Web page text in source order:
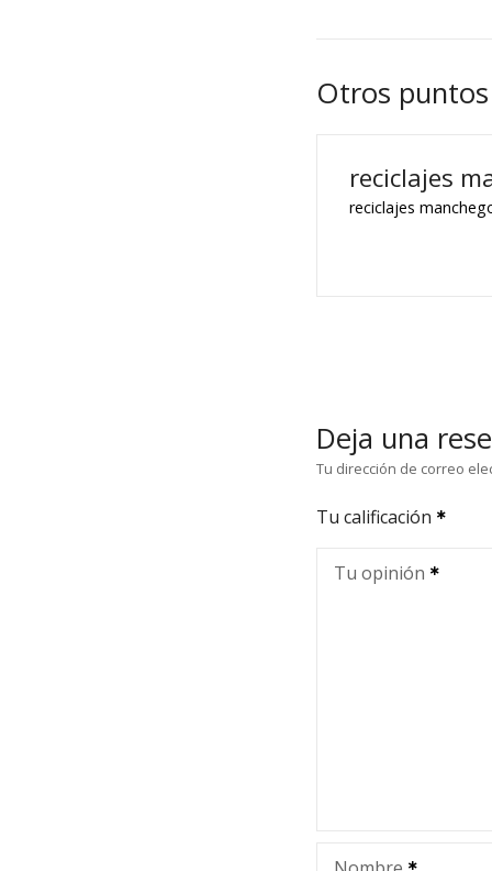
Otros
reciclajes
reciclajes
Deja una
Tu dirección de correo
Tu calificación
Tu opinión